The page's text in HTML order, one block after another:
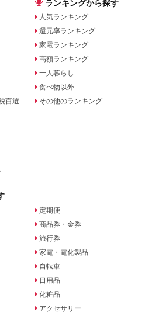
百選
ランキングから探す
人気ランキング
還元率ランキング
家電ランキング
高額ランキング
一人暮らし
食べ物以外
その他のランキング
定期便
商品券・金券
旅行券
家電・電化製品
自転車
日用品
化粧品
アクセサリー